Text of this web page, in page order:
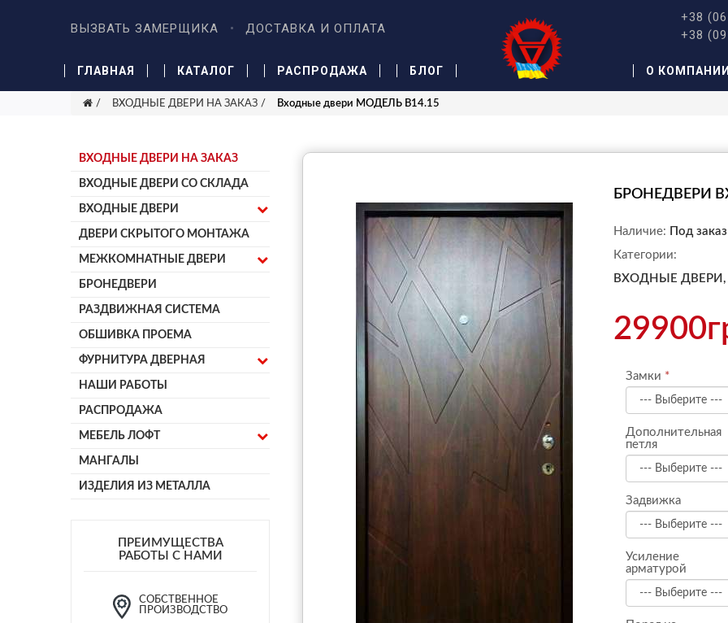
ВЫЗВАТЬ ЗАМЕРЩИКА ДОСТАВКА И ОПЛАТА
+38
+38
ГЛАВНАЯ КАТАЛОГ РАСПРОДАЖА БЛОГ О
ВХОДНЫЕ ДВЕРИ НА ЗАКАЗ Входные двери МОДЕЛЬ B14.15
ВХОДНЫЕ ДВЕРИ НА ЗАКАЗ
ВХОДНЫЕ ДВЕРИ СО СКЛАДА
ВХОДНЫЕ ДВЕРИ
ДВЕРИ СКРЫТОГО МОНТАЖА
МЕЖКОМНАТНЫЕ ДВЕРИ
БРОНЕДВЕРИ
РАЗДВИЖНАЯ СИСТЕМА
ОБШИВКА ПРОЕМА
ФУРНИТУРА ДВЕРНАЯ
НАШИ РАБОТЫ
РАСПРОДАЖА
МЕБЕЛЬ ЛОФТ
МАНГАЛЫ
ИЗДЕЛИЯ ИЗ МЕТАЛЛА
ПРЕИМУЩЕСТВА
РАБОТЫ С НАМИ
СОБСТВЕННОЕ
ПРОИЗВОДСТВО
БРОНЕДВЕРИ
Наличие: Под заказ
Категории:
ВХОДНЫЕ ДВЕРИ,
Замки
Дополнительная
петля
Задвижка
Усиление
арматурой